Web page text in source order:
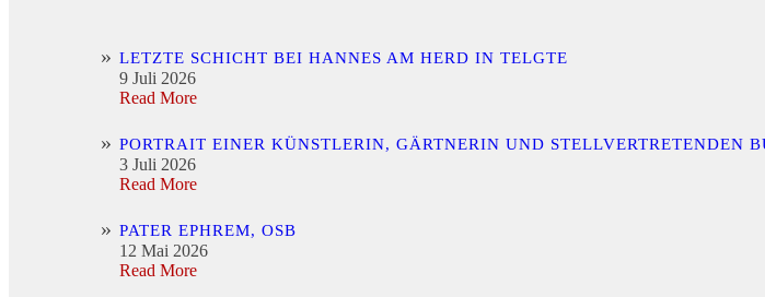
LETZTE SCHICHT BEI HANNES AM HERD IN TELGTE
9 Juli 2026
Read More
PORTRAIT EINER KÜNSTLERIN, GÄRTNERIN UND STELLVERTRETENDEN
3 Juli 2026
Read More
PATER EPHREM, OSB
12 Mai 2026
Read More